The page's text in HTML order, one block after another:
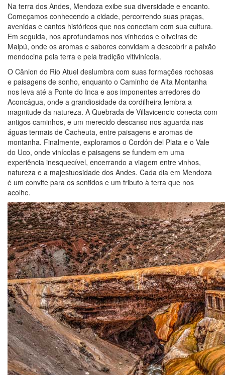
Na terra dos Andes, Mendoza exibe sua diversidade e encanto.
Começamos conhecendo a cidade, percorrendo suas praças,
avenidas e cantos históricos que nos conectam com sua cultura.
Em seguida, nos aprofundamos nos vinhedos e oliveiras de
Maipú, onde os aromas e sabores convidam a descobrir a paixão
mendocina pela terra e pela tradição vitivinícola.
O Cânion do Rio Atuel deslumbra com suas formações rochosas
e paisagens de sonho, enquanto o Caminho de Alta Montanha
nos leva até a Ponte do Inca e aos imponentes arredores do
Aconcágua, onde a grandiosidade da cordilheira lembra a
magnitude da natureza. A Quebrada de Villavicencio conecta com
antigos caminhos, e um merecido descanso nos aguarda nas
águas termais de Cacheuta, entre paisagens e aromas de
montanha. Finalmente, exploramos o Cordón del Plata e o Vale
do Uco, onde vinícolas e paisagens se fundem em uma
experiência inesquecível, encerrando a viagem entre vinhos,
natureza e a majestuosidade dos Andes. Cada dia em Mendoza
é um convite para os sentidos e um tributo à terra que nos
acolhe.